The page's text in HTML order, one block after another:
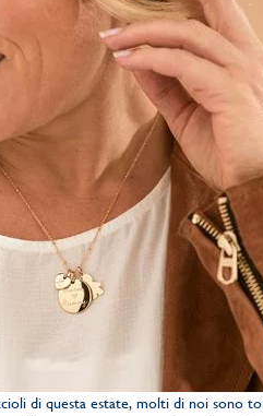
di questa estate, molti di noi